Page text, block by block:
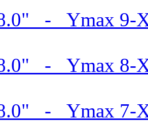
- Ymax 9-
- Ymax 8-
- Ymax 7-